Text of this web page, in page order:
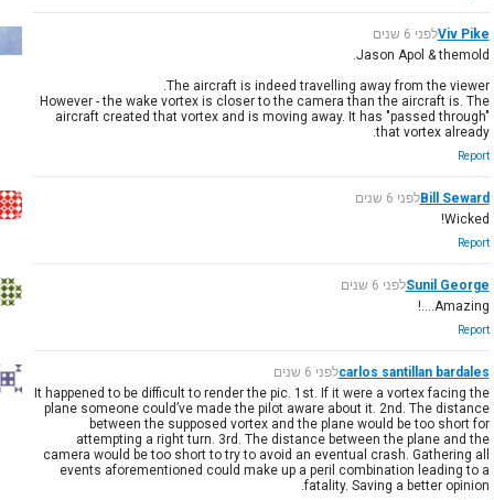
Viv Pikeלפני 6 שנים
Jason Apol & themold.
The aircraft is indeed travelling away from the viewer.
However - the wake vortex is closer to the camera than the aircraft is. The
aircraft created that vortex and is moving away. It has "passed through"
that vortex already.
Report
Bill Sewardלפני 6 שנים
Wicked!
Report
Sunil Georgeלפני 6 שנים
Amazing....!
Report
carlos santillan bardalesלפני 6 שנים
It happened to be difficult to render the pic. 1st. If it were a vortex facing the
plane someone could’ve made the pilot aware about it. 2nd. The distance
between the supposed vortex and the plane would be too short for
attempting a right turn. 3rd. The distance between the plane and the
camera would be too short to try to avoid an eventual crash. Gathering all
events aforementioned could make up a peril combination leading to a
fatality. Saving a better opinion.